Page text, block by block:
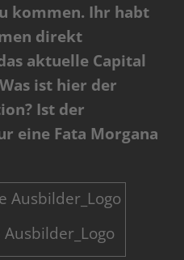
kommen. Ihr habt
direkt
aktuelle Capital
ist hier der
Ist der
eine Fata Morgana